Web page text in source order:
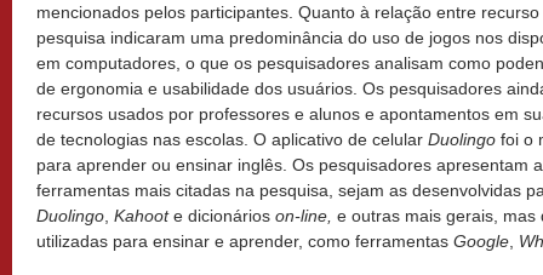
mencionados pelos participantes. Quanto à relação entre
pesquisa indicaram uma predominância do uso de jogos nos
em computadores, o que os pesquisadores analisam como
de ergonomia e usabilidade dos usuários. Os pesquisadores
recursos usados por professores e alunos e apontamentos em
de tecnologias nas escolas. O aplicativo de celular Duolingo foi o
para aprender ou ensinar inglês. Os pesquisadores apresentam
ferramentas mais citadas na pesquisa, sejam as desenvolvidas
Duolingo Kahoote dicionários on-line, e outras mais gerais,
utilizadas para ensinar e aprender, como ferramentas Google